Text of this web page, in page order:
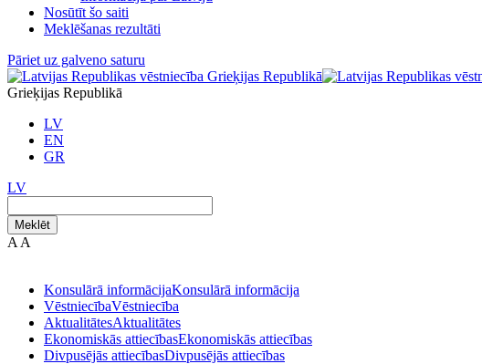
Nosūtīt šo saiti
Meklēšanas rezultāti
Pāriet uz galveno saturu
Grieķijas Republikā
LV
EN
GR
LV
Meklēt
A A
Konsulārā informācijaKonsulārā informācija
VēstniecībaVēstniecība
AktualitātesAktualitātes
Ekonomiskās attiecībasEkonomiskās attiecības
Divpusējās attiecībasDivpusējās attiecības